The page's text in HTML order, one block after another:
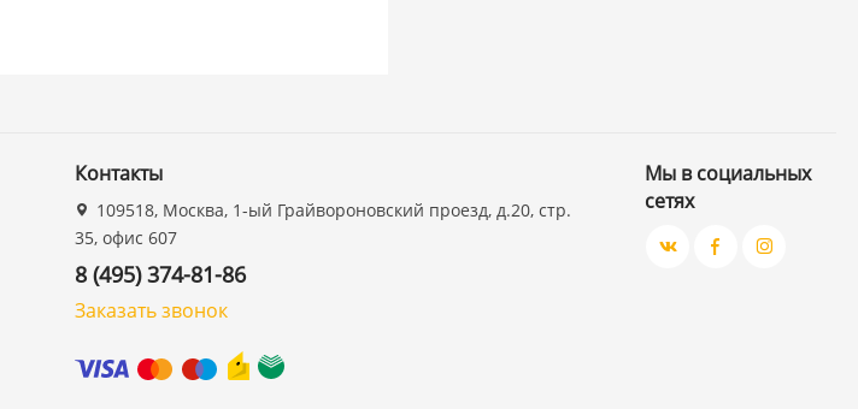
Контакты
109518, Москва, 1-ый Грайвороновский проезд, д.20, стр.
35, офис 607
8 (495) 374-81-86
Заказать звонок
Мы в социальных
сетях